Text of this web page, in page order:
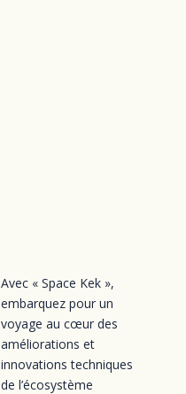
Avec « Space Kek »,
embarquez pour un
voyage au cœur des
améliorations et
innovations techniques
de l’écosystème